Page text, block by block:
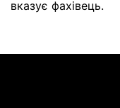
вказує фахівець.